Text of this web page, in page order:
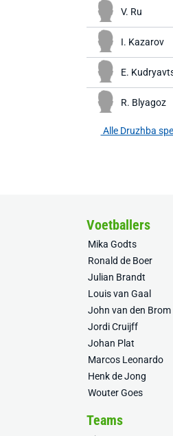
V. Ru
I. Kazarov
E.
R. Blyagoz
Alle Druzhba
Voetballers
Mika Godts
Ronald de Boer
Julian Brandt
Louis van Gaal
John van den Brom
Jordi Cruijff
Johan Plat
Marcos Leonardo
Henk de Jong
Wouter Goes
Teams